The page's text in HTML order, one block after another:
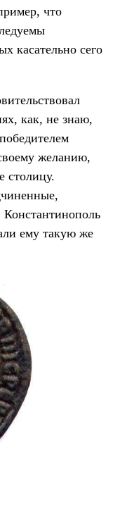
что
касательно сего
как, не знаю,
желанию,
столицу.
Константинополь
ему такую же